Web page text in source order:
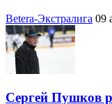
Betera-Экстралига 09
Сергей Пушков